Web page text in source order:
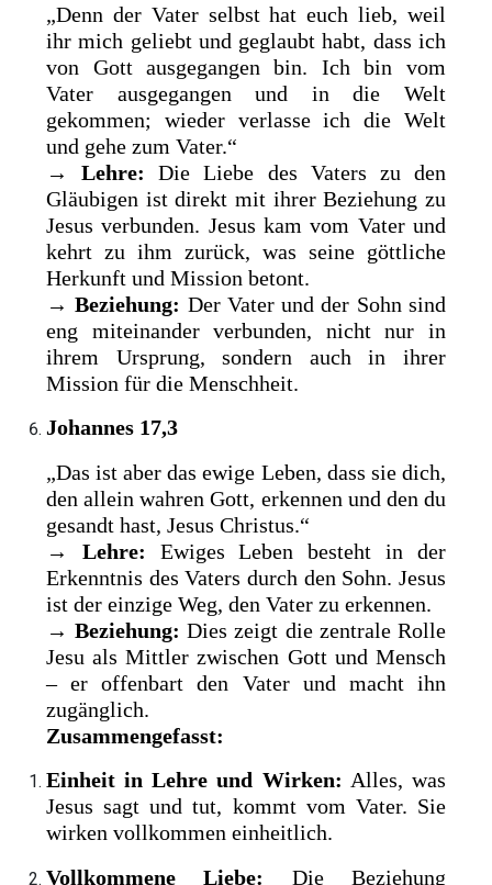
„Denn der Vater selbst hat euch lieb, weil
ihr mich geliebt und geglaubt habt, dass ich
von Gott ausgegangen bin. Ich bin vom
Vater ausgegangen und in die Welt
gekommen; wieder verlasse ich die Welt
und gehe zum Vater.“
→Lehre:
Die Liebe des Vaters zu den
Gläubigen ist direkt mit ihrer Beziehung zu
Jesus verbunden. Jesus kam vom Vater und
kehrt zu ihm zurück, was seine göttliche
Herkunft und Mission betont.
→Beziehung: Der Vater und der Sohn sind
eng miteinander verbunden, nicht nur in
ihrem Ursprung, sondern auch in ihrer
Mission für die Menschheit.
Johannes 17,3
„Das ist aber das ewige Leben, dass sie dich,
den allein wahren Gott, erkennen und den du
gesandt hast, Jesus Christus.“
→ Lehre: Ewiges Leben besteht in der
Erkenntnis des Vaters durch den Sohn. Jesus
ist der einzige Weg, den Vater zu erkennen.
→Beziehung: Dies zeigt die zentrale Rolle
Jesu als Mittler zwischen Gott und Mensch
– er offenbart den Vater und macht ihn
zugänglich.
Zusammengefasst:
Einheit in Lehre und Wirken: Alles, was
Jesus sagt und tut, kommt vom Vater. Sie
wirken vollkommen einheitlich.
Vollkommene Liebe:
Die Beziehung